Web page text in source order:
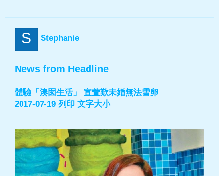
S Stephanie
News from Headline
體驗「湊囡生活」 宣萱歎未婚無法雪卵
2017-07-19 列印 文字大小